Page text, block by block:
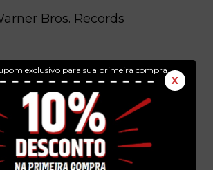
exclusivo para sua primeira compra.
X
Bros. Records
= M927333-2
= Brasil
Ex(Capa) / Ex(Cd)